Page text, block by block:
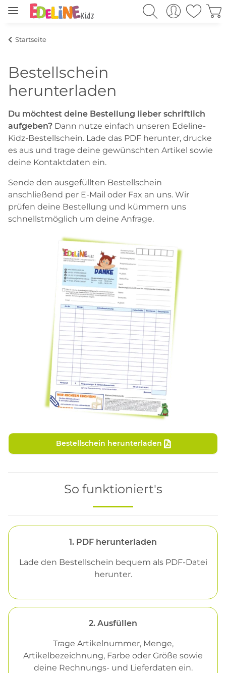
Startseite
Bestellschein
herunterladen
Du möchtest deine Bestellung lieber schriftlich
aufgeben? Dann nutze einfach unseren Edeline-
Kidz-Bestellschein. Lade das PDF herunter, drucke
es aus und trage deine gewünschten Artikel sowie
deine Kontaktdaten ein.
Sende den ausgefüllten Bestellschein
anschließend per E-Mail oder Fax an uns. Wir
prüfen deine Bestellung und kümmern uns
schnellstmöglich um deine Anfrage.
Bestellschein herunterladen 
So funktioniert's
1. PDF herunterladen
Lade den Bestellschein bequem als PDF-Datei
herunter.
2. Ausfüllen
Trage Artikelnummer, Menge,
Artikelbezeichnung, Farbe oder Größe sowie
deine Rechnungs- und Lieferdaten ein.